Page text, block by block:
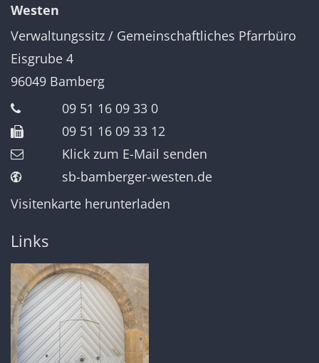
Westen
Verwaltungssitz / Gemeinschaftliches Pfarrbüro
Eisgrube 4
96049 Bamberg
09 51 16 09 33 0
09 51 16 09 33 12
Klick zum E-Mail senden
sb-bamberger-westen.de
Visitenkarte herunterladen
Links